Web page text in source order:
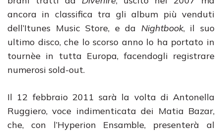
ancora in classifica tra gli album più venduti
dell’Itunes Music Store, e da Nightbook, il suo
ultimo disco, che lo scorso anno lo ha portato in
tournèe in tutta Europa, facendogli registrare
numerosi sold-out.
Il 12 febbraio 2011 sarà la volta di Antonella
Ruggiero, voce indimenticata dei Matia Bazar,
che, con l’Hyperion Ensamble, presenterà al